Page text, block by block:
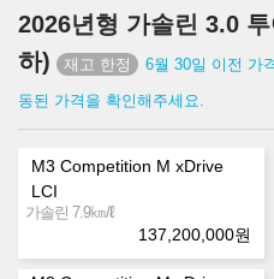
2026년형 가솔린 3.0
하)
6월 30일 이전 가
동된 가격을 확인해주세요.
M3 Competition M xDrive
LCI
가솔린 7.9㎞/ℓ
137,200,000원